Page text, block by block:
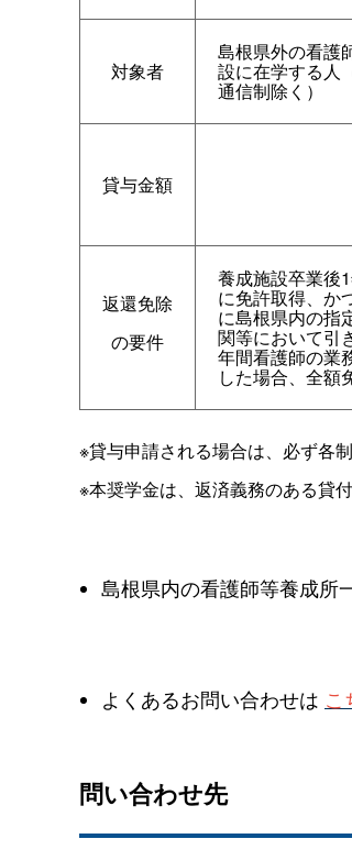
対象者
島根県外の看護
設に在学する人
通信制除く）
貸与金額
返還免除
の要件
養成施設卒業後
に免許取得、か
に島根県内の指
関等において引
年間看護師の業
した場合、全額
※貸与申請される場合は、必ず各
※本奨学金は、返済義務のある貸
島根県内の看護師等養成所
よくあるお問い合わせは こ
問い合わせ先